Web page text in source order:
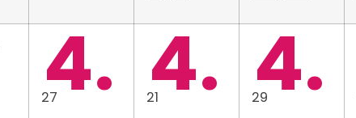
4.
27 4.
21 4.
29